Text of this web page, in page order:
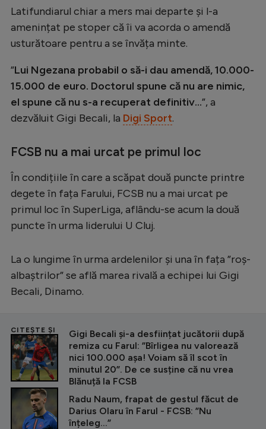
Ciclism
Alte sporturi
JO 2026
Creează cont
Latifundiarul chiar a mers mai departe și l-a
amenințat pe stoper că îi va acorda o amendă
usturătoare pentru a se învăța minte.
”Lui Ngezana probabil o să-i dau amendă, 10.000-
15.000 de euro. Doctorul spune că nu are nimic,
el spune că nu s-a recuperat definitiv...”, a
dezvăluit Gigi Becali, la Digi Sport.
FCSB nu a mai urcat pe primul loc
În condițiile în care a scăpat două puncte printre
degete în fața Farului, FCSB nu a mai urcat pe
primul loc în SuperLiga, aflându-se acum la două
puncte în urma liderului U Cluj.
La o lungime în urma ardelenilor și una în fața ”roș-
albaștrilor” se află marea rivală a echipei lui Gigi
Becali, Dinamo.
CITEȘTE ȘI
Gigi Becali și-a desființat jucătorii după
remiza cu Farul: ”Bîrligea nu valorează
nici 100.000 așa! Voiam să îl scot în
minutul 20”. De ce susține că nu vrea
Blănuță la FCSB
Radu Naum, frapat de gestul făcut de
Darius Olaru în Farul - FCSB: ”Nu
înțeleg...”